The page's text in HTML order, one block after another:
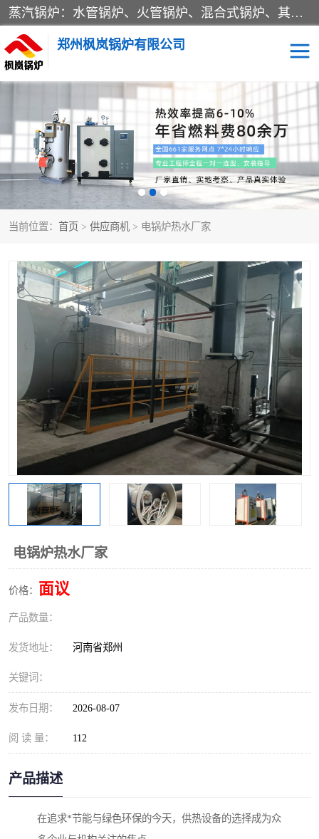
蒸汽锅炉：水管锅炉、火管锅炉、混合式锅炉、其他蒸汽锅炉； 热水锅炉：家用型集中供暖用热水锅炉、其他热水锅炉； 有机热载体锅炉； 船用蒸汽锅炉； （锅炉用辅助设备及装置）蒸汽冷凝器：表面冷凝器、混合式冷凝器、空冷式冷凝器、其他蒸汽冷凝器； 锅炉用辅助设备：节热器、蒸汽收集器、蓄能器、烟垢清除器、气体回收器、泥渣刮除器、空气预热器、其他锅炉用辅助设备；
郑州枫岚锅炉有限公司
当前位置： 首页 > 供应商机 > 电锅炉热水厂家
电锅炉热水厂家
价格： 面议
产品数量：
发货地址： 河南省郑州
关键词：
发布日期： 2026-08-07
阅 读 量： 112
产品描述
在追求*节能与绿色环保的今天，供热设备的选择成为众